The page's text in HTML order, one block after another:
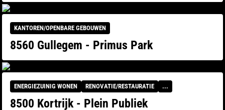
KANTOREN/OPENBARE GEBOUWEN
8560 Gullegem - Primus Park
ENERGIEZUINIG WONEN RENOVATIE/RESTAURATIE ...
8500 Kortrijk - Plein Publiek